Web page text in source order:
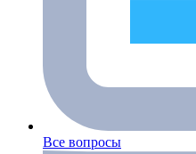
Все вопросы